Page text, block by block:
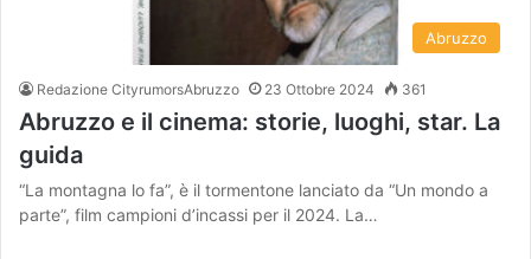
Abruzzo
Redazione CityrumorsAbruzzo 23 Ottobre 2024 361
Abruzzo e il cinema: storie, luoghi, star. La
guida
“La montagna lo fa”, è il tormentone lanciato da “Un mondo a
parte”, film campioni d’incassi per il 2024. La…